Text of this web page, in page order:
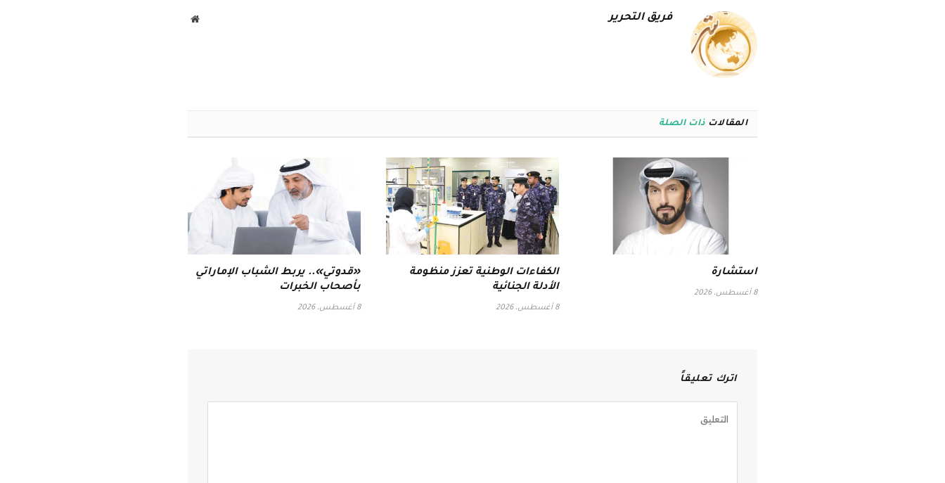
فريق التحرير
موقع
المقالات ذات الصلة
استشارة
8 أغسطس، 2026
الكفاءات الوطنية تعزز منظومة
الأدلة الجنائية
8 أغسطس، 2026
«قدوتي».. يربط الشباب الإماراتي
بأصحاب الخبرات
8 أغسطس، 2026
اترك تعليقاً